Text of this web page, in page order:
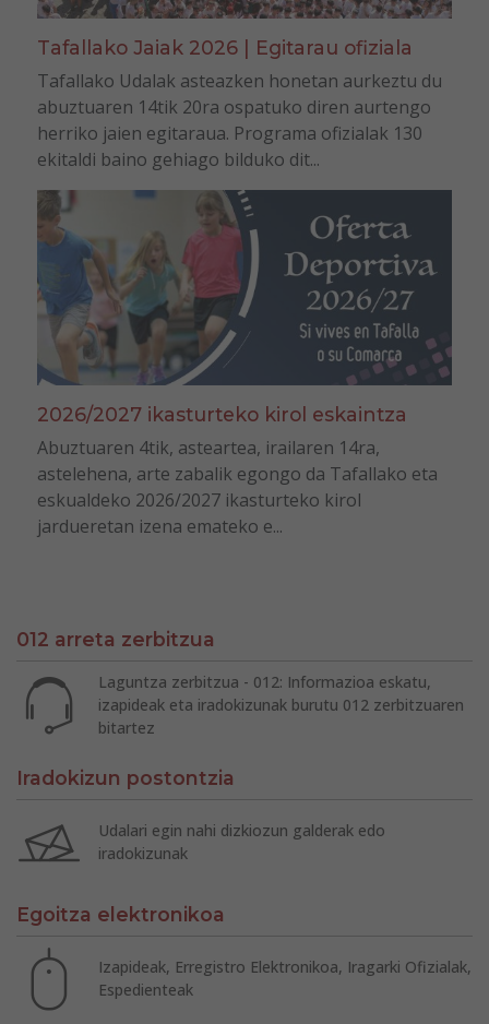
Tafallako Jaiak 2026 | Egitarau ofiziala
Tafallako Udalak asteazken honetan aurkeztu du
abuztuaren 14tik 20ra ospatuko diren aurtengo
herriko jaien egitaraua. Programa ofizialak 130
ekitaldi baino gehiago bilduko dit...
2026/2027 ikasturteko kirol eskaintza
Abuztuaren 4tik, asteartea, irailaren 14ra,
astelehena, arte zabalik egongo da Tafallako eta
eskualdeko 2026/2027 ikasturteko kirol
jardueretan izena emateko e...
012 arreta zerbitzua
Laguntza zerbitzua - 012: Informazioa eskatu,
izapideak eta iradokizunak burutu 012 zerbitzuaren
bitartez
Iradokizun postontzia
Udalari egin nahi dizkiozun galderak edo
iradokizunak
Egoitza elektronikoa
Izapideak, Erregistro Elektronikoa, Iragarki Ofizialak,
Espedienteak